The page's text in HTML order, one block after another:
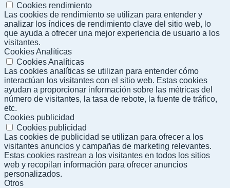
Cookies rendimiento
Las cookies de rendimiento se utilizan para entender y
analizar los índices de rendimiento clave del sitio web, lo
que ayuda a ofrecer una mejor experiencia de usuario a los
visitantes.
Cookies Analíticas
Cookies Analíticas
Las cookies analíticas se utilizan para entender cómo
interactúan los visitantes con el sitio web. Estas cookies
ayudan a proporcionar información sobre las métricas del
número de visitantes, la tasa de rebote, la fuente de tráfico,
etc.
Cookies publicidad
Cookies publicidad
Las cookies de publicidad se utilizan para ofrecer a los
visitantes anuncios y campañas de marketing relevantes.
Estas cookies rastrean a los visitantes en todos los sitios
web y recopilan información para ofrecer anuncios
personalizados.
Otros